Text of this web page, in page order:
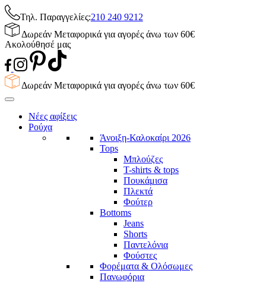
Τηλ. Παραγγελίες:210 240 9212
Δωρεάν Μεταφορικά για αγορές άνω των 60€
Ακολούθησέ μας
Δωρεάν Μεταφορικά για αγορές άνω των 60€
Νέες αφίξεις
Ρούχα
Άνοιξη-Καλοκαίρι 2026
Tops
Μπλούζες
T-shirts & tops
Πουκάμισα
Πλεκτά
Φούτερ
Bottoms
Jeans
Shorts
Παντελόνια
Φούστες
Φορέματα & Ολόσωμες
Πανωφόρια